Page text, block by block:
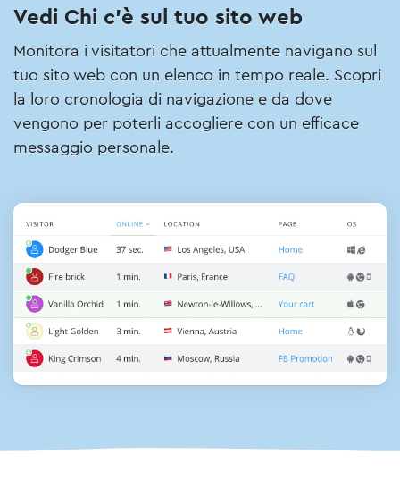
Vedi Chi c’è sul tuo sito web
Monitora i visitatori che attualmente navigano sul
tuo sito web con un elenco in tempo reale. Scopri
la loro cronologia di navigazione e da dove
vengono per poterli accogliere con un efficace
messaggio personale.